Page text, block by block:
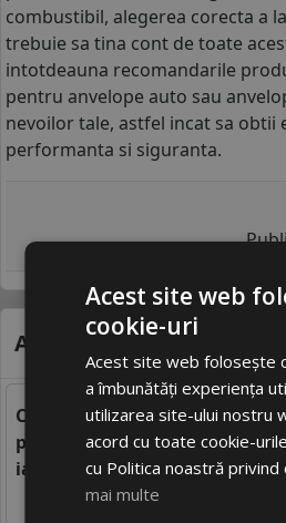
combustibil, alegerea corecta a
trebuie sa tina cont de toate
intotdeauna recomandarile
pentru anvelope auto sau
nevoilor tale, astfel incat sa
performanta si siguranta.
Alte știri care te-ar
Cauciucuri de iarna vara -
perfomanta legate de
iarna
Acest site web
cookie-uri
Acest site web folosește
a îmbunătăți experiența
utilizarea site-ului nostru
acord cu toate cookie-
cu Politica noastră
mai multe